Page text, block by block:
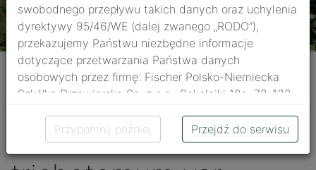
Wróć do listy
Clerodendrum
swobodnego przepływu takich danych oraz uchylenia
dyrektywy 95/46/WE (dalej zwanego „RODO”),
przekazujemy Państwu niezbędne informacje
dotyczące przetwarzania Państwa danych
osobowych przez firmę: Fischer Polsko-Niemiecka
Szkółka Drzewiarska Sp. z o.o., Sokolniki 10a, 72-130
Administratorem Państwa danych osobowych
jest firma: Fischer Polsko-Niemiecka Szkółka
Przypomnij później Przejdź do serwisu